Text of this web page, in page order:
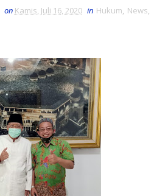
on Kamis, Juli 16, 2020 in Hukum, News,